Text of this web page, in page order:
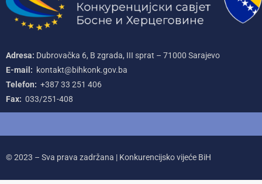
Adresa: Dubrovačka 6, B zgrada, III sprat – 71000‌ Sarajevo
E-mail: kontakt@bihkonk.gov.ba
Telefon: +387‌ 33‌ 251‌ 406
Fax: 033/251-408
© 2023 – Sva prava zadržana | Konkurencijsko vijeće BiH